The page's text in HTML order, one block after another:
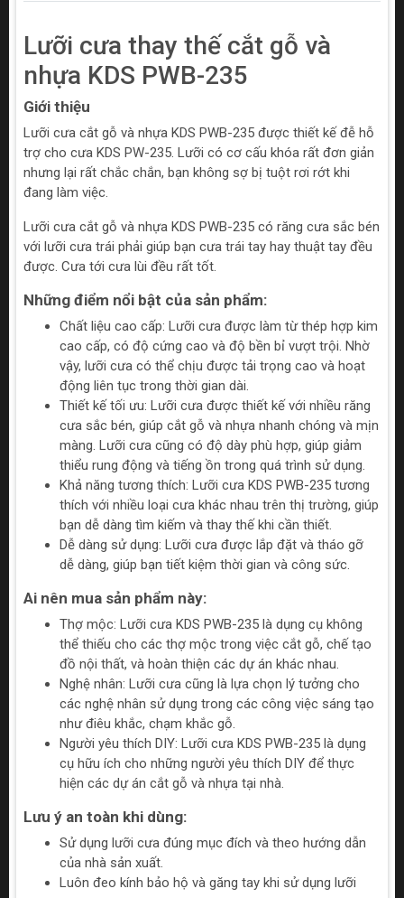
Lưỡi cưa thay thế cắt gỗ và
nhựa KDS PWB-235
Giới thiệu
Lưỡi cưa cắt gỗ và nhựa KDS PWB-235 được thiết kế đễ hỗ
trợ cho cưa KDS PW-235. Lưỡi có cơ cấu khóa rất đơn giản
nhưng lại rất chắc chắn, bạn không sợ bị tuột rơi rớt khi
đang làm việc.
Lưỡi cưa cắt gỗ và nhựa KDS PWB-235 có răng cưa sắc bén
với lưỡi cưa trái phải giúp bạn cưa trái tay hay thuật tay đều
được. Cưa tới cưa lùi đều rất tốt.
Những điểm nổi bật của sản phẩm:
Chất liệu cao cấp: Lưỡi cưa được làm từ thép hợp kim
cao cấp, có độ cứng cao và độ bền bỉ vượt trội. Nhờ
vậy, lưỡi cưa có thể chịu được tải trọng cao và hoạt
động liên tục trong thời gian dài.
Thiết kế tối ưu: Lưỡi cưa được thiết kế với nhiều răng
cưa sắc bén, giúp cắt gỗ và nhựa nhanh chóng và mịn
màng. Lưỡi cưa cũng có độ dày phù hợp, giúp giảm
thiểu rung động và tiếng ồn trong quá trình sử dụng.
Khả năng tương thích: Lưỡi cưa KDS PWB-235 tương
thích với nhiều loại cưa khác nhau trên thị trường, giúp
bạn dễ dàng tìm kiếm và thay thế khi cần thiết.
Dễ dàng sử dụng: Lưỡi cưa được lắp đặt và tháo gỡ
dễ dàng, giúp bạn tiết kiệm thời gian và công sức.
Ai nên mua sản phẩm này:
Thợ mộc: Lưỡi cưa KDS PWB-235 là dụng cụ không
thể thiếu cho các thợ mộc trong việc cắt gỗ, chế tạo
đồ nội thất, và hoàn thiện các dự án khác nhau.
Nghệ nhân: Lưỡi cưa cũng là lựa chọn lý tưởng cho
các nghệ nhân sử dụng trong các công việc sáng tạo
như điêu khắc, chạm khắc gỗ.
Người yêu thích DIY: Lưỡi cưa KDS PWB-235 là dụng
cụ hữu ích cho những người yêu thích DIY để thực
hiện các dự án cắt gỗ và nhựa tại nhà.
Lưu ý an toàn khi dùng:
Sử dụng lưỡi cưa đúng mục đích và theo hướng dẫn
của nhà sản xuất.
Luôn đeo kính bảo hộ và găng tay khi sử dụng lưỡi